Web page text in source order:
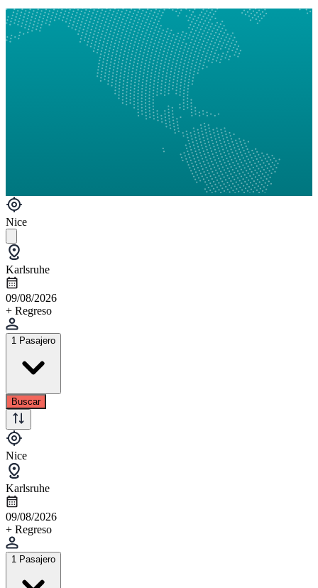
Nice
Karlsruhe
09/08/2026
+ Regreso
1 Pasajero
Buscar
Nice
Karlsruhe
09/08/2026
+ Regreso
1 Pasajero